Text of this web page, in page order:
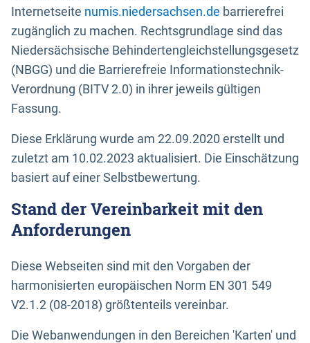
Internetseite numis.niedersachsen.de barrierefrei
zugänglich zu machen. Rechtsgrundlage sind das
Niedersächsische Behindertengleichstellungsgesetz
(NBGG) und die Barrierefreie Informationstechnik-
Verordnung (BITV 2.0) in ihrer jeweils gültigen
Fassung.
Diese Erklärung wurde am 22.09.2020 erstellt und
zuletzt am 10.02.2023 aktualisiert. Die Einschätzung
basiert auf einer Selbstbewertung.
Stand der Vereinbarkeit mit den
Anforderungen
Diese Webseiten sind mit den Vorgaben der
harmonisierten europäischen Norm EN 301 549
V2.1.2 (08-2018) größtenteils vereinbar.
Die Webanwendungen in den Bereichen 'Karten' und